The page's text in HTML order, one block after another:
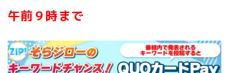
午前９時まで